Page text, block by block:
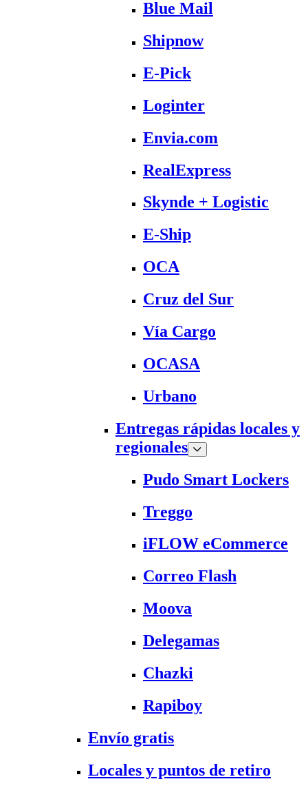
Blue Mail
Shipnow
E-Pick
Loginter
Envia.com
RealExpress
Skynde + Logistic
E-Ship
OCA
Cruz del Sur
Vía Cargo
OCASA
Urbano
Entregas rápidas locales y
regionales
Pudo Smart Lockers
Treggo
iFLOW eCommerce
Correo Flash
Moova
Delegamas
Chazki
Rapiboy
Envío gratis
Locales y puntos de retiro